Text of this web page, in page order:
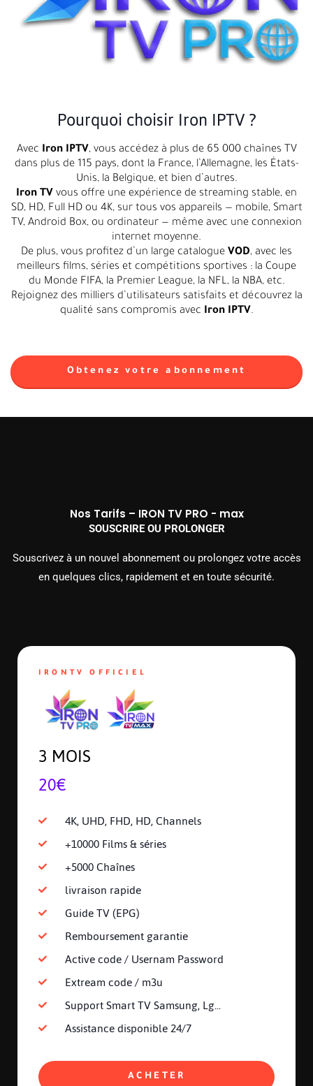
Pourquoi choisir Iron IPTV ?
Avec Iron IPTV, vous accédez à plus de 65 000 chaînes TV
dans plus de 115 pays, dont la France, l’Allemagne, les États-
Unis, la Belgique, et bien d’autres.
Iron TV vous offre une expérience de streaming stable, en
SD, HD, Full HD ou 4K, sur tous vos appareils — mobile, Smart
TV, Android Box, ou ordinateur — même avec une connexion
internet moyenne.
De plus, vous profitez d’un large catalogue VOD, avec les
meilleurs films, séries et compétitions sportives : la Coupe
du Monde FIFA, la Premier League, la NFL, la NBA, etc.
Rejoignez des milliers d’utilisateurs satisfaits et découvrez la
qualité sans compromis avec Iron IPTV.
Obtenez votre abonnement
Nos Tarifs – IRON TV PRO - max
SOUSCRIRE OU PROLONGER
Souscrivez à un nouvel abonnement ou prolongez votre accès
en quelques clics, rapidement et en toute sécurité.
IRONTV OFFICIEL
3 MOIS
20€
4K, UHD, FHD, HD, Channels
+10000 Films & séries
+5000 Chaînes
livraison rapide
Guide TV (EPG)
Remboursement garantie
Active code / Usernam Password
Extream code / m3u
Support Smart TV Samsung, Lg...
Assistance disponible 24/7
ACHETER